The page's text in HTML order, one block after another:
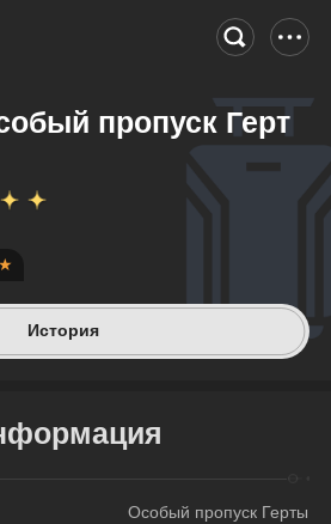
пропуск Герт
История
Особый пропуск Герты